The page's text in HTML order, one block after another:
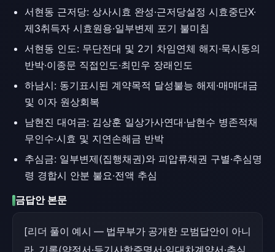
서현동 근저당: 상사시효 완성·근저당설정 시효중단X·
제3취득자 시효원용·일부변제 포기 불미침
서현동 인도: 무단전대 및 2기 차임연체 해지·묵시동의
반박·이종문 직접인도·최민우 장래인도
하남시: 동기표시된 계약목적 달성불능 해제·매매대금
및 이자 원상회복
남현진 대여금: 김상훈 일상가사연대·남현수 병존적채
무인수·시효 및 지연손해금 반박
추심금: 일부변제(집행채권)와 피압류채권 구별·추심명
령 경합시 안분 불요·전액 추심
금답안 본문
[리더 풀이 예시 — 법무부가 공개한 모범답안이 아니